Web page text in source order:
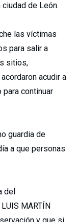
de León.
las víctimas
para salir a
sitios,
acudir a
para continuar
guardia de
a que personas
del
LUIS MARTÍN